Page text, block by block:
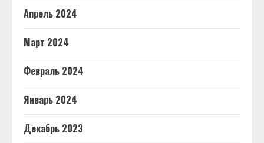
Апрель 2024
Март 2024
Февраль 2024
Январь 2024
Декабрь 2023